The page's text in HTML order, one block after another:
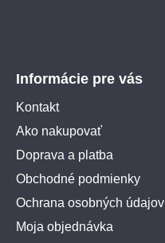
Informácie pre vás
Kontakt
Ako nakupovať
Doprava a platba
Obchodné podmienky
Ochrana osobných údajov
Moja objednávka